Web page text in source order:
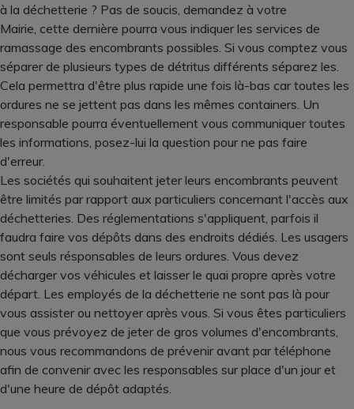
à la déchetterie ? Pas de soucis, demandez à votre
Mairie, cette dernière pourra vous indiquer les services de
ramassage des encombrants possibles. Si vous comptez vous
séparer de plusieurs types de détritus différents séparez les.
Cela permettra d'être plus rapide une fois là-bas car toutes les
ordures ne se jettent pas dans les mêmes containers. Un
responsable pourra éventuellement vous communiquer toutes
les informations, posez-lui la question pour ne pas faire
d'erreur.
Les sociétés qui souhaitent jeter leurs encombrants peuvent
être limités par rapport aux particuliers concernant l'accès aux
déchetteries. Des réglementations s'appliquent, parfois il
faudra faire vos dépôts dans des endroits dédiés. Les usagers
sont seuls résponsables de leurs ordures. Vous devez
décharger vos véhicules et laisser le quai propre après votre
départ. Les employés de la déchetterie ne sont pas là pour
vous assister ou nettoyer après vous. Si vous êtes particuliers
que vous prévoyez de jeter de gros volumes d'encombrants,
nous vous recommandons de prévenir avant par téléphone
afin de convenir avec les responsables sur place d'un jour et
d'une heure de dépôt adaptés.